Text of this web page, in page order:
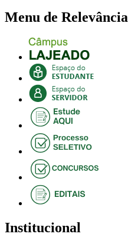
Menu de Relevância
Institucional